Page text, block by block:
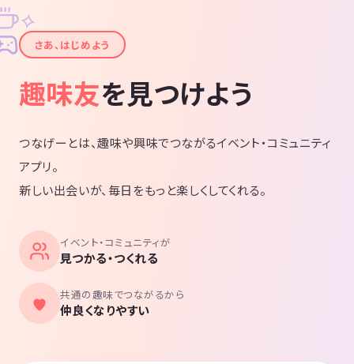
✦
✧
さあ、はじめよう
趣味友を見つけよう
つなげーとは、趣味や興味でつながるイベント・コミュニティ
アプリ。
新しい出会いが、毎日をもっと楽しくしてくれる。
イベント・コミュニティが
見つかる・つくれる
共通の趣味でつながるから
仲良くなりやすい